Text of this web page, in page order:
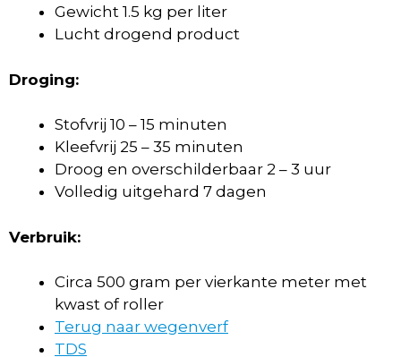
Gewicht 1.5 kg per liter
Lucht drogend product
Droging:
Stofvrij 10 – 15 minuten
Kleefvrij 25 – 35 minuten
Droog en overschilderbaar 2 – 3 uur
Volledig uitgehard 7 dagen
Verbruik:
Circa 500 gram per vierkante meter met
kwast of roller
Terug naar wegenverf
TDS